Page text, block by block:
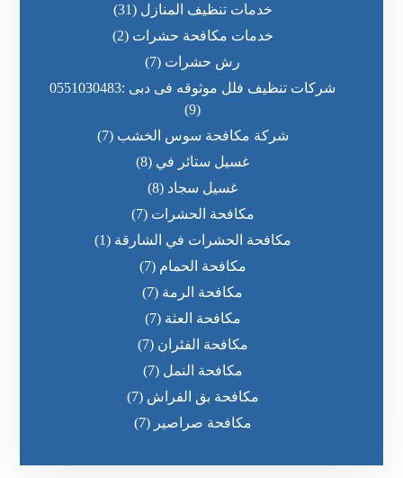
خدمات تنظيف المنازل (31)
خدمات مكافحة حشرات (2)
رش حشرات (7)
شركات تنظيف فلل موثوقه فى دبى :0551030483
(9)
شركة مكافحة سوس الخشب (7)
غسيل ستائر في (8)
غسيل سجاد (8)
مكافحة الحشرات (7)
مكافحة الحشرات في الشارقة (1)
مكافحة الحمام (7)
مكافحة الرمة (7)
مكافحة العثة (7)
مكافحة الفئران (7)
مكافحة النمل (7)
مكافحة بق الفراش (7)
مكافحة صراصير (7)